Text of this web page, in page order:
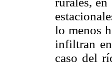
lo menos
infiltran
caso del